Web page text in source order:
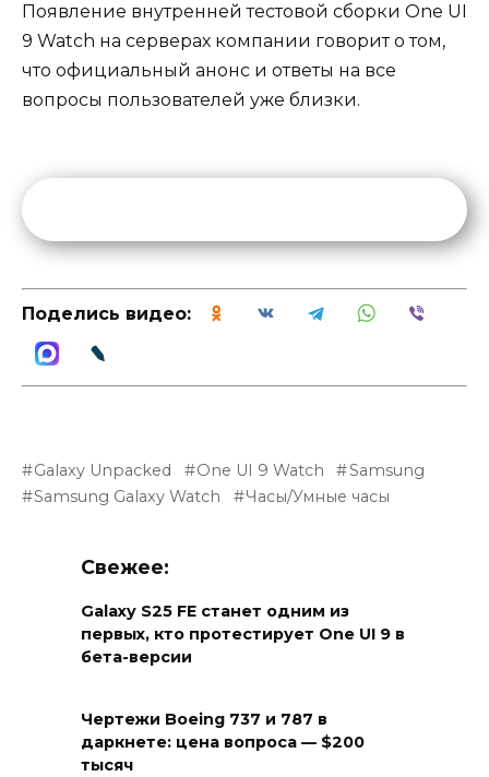
Появление внутренней тестовой сборки One UI
9 Watch на серверах компании говорит о том,
что официальный анонс и ответы на все
вопросы пользователей уже близки.
Поделись видео:
Galaxy Unpacked One UI 9 Watch
Samsung
Samsung Galaxy Watch
Часы/Умные часы
Свежее:
Galaxy S25 FE станет одним из
первых, кто протестирует One UI 9 в
бета-версии
Чертежи Boeing 737 и 787 в
даркнете: цена вопроса — $200
тысяч